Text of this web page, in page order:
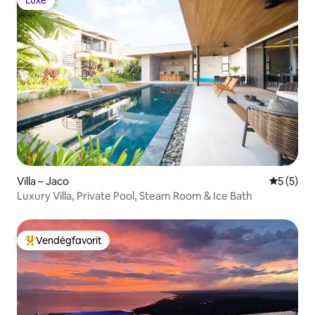
Luxe
Villa – Jaco Átlagos
5 (5)
Luxury Villa, Private Pool, Steam Room & Ice Bath
Kiemelt vendégfavorit
Vendégfavorit